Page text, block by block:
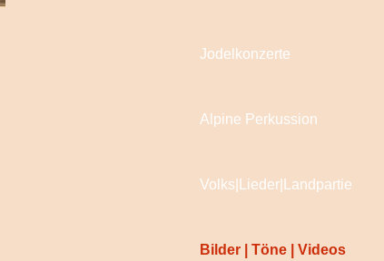
Jodelkonzerte
Alpine Perkussion
Volks|Lieder|Landpartie
Bilder | Töne | Videos